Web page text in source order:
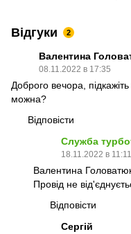
Відгуки 2
Валентина
08.11.2022 в 17:35
Доброго вечора,
можна?
Відповісти
Служба
18.11.2022 в 11:11
Валентина
Провід не
Відповісти
Сергій